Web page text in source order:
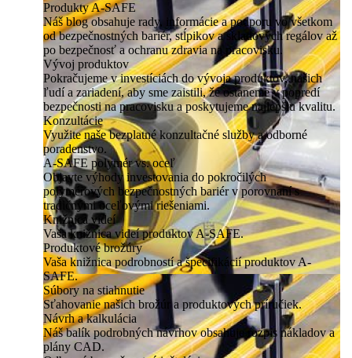
Produkty A-SAFE
Náš blog obsahuje rady, informácie a podporu vo všetkom
od bezpečnostných bariér, stĺpikov a skladových regálov až
po bezpečnosť a ochranu zdravia na pracovisku.
Vývoj produktov
Pokračujeme v investíciách do vývoja produktov, našich
ľudí a zariadení, aby sme zaistili, že ostaneme v popredí
bezpečnosti na pracovisku a poskytujeme najlepšiu kvalitu.
Konzultácie
Využite naše bezplatné konzultačné služby a odborné
poradenstvo.
A-SAFE polymér vs. oceľ
Objavte výhody investovania do pokročilých
polymérových bezpečnostných bariér v porovnaní s
tradičnými oceľovými riešeniami.
Knižnica videí
Vaša knižnica videí produktov A-SAFE.
Produktové brožúry
Vaša knižnica podrobností a špecifikácií produktov A-
SAFE.
Súbory na stiahnutie
Sťahovanie našich brožúr a produktových príručiek.
Návrh a kalkulácia
Náš balík podrobných návrhov obsahuje rozpis nákladov a
plány CAD.